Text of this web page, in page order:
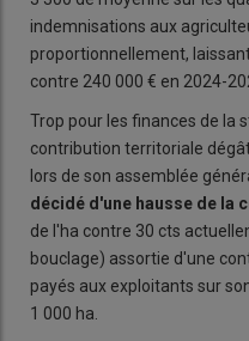
indemnisations aux
proportionnellement,
contre 240 000 € en 2024-
Trop pour les finances de la
contribution territoriale
lors de son assemblée
décidé d'une hausse de la
de l'ha contre 30 cts
bouclage) assortie d'une
payés aux exploitants sur
1 000 ha.